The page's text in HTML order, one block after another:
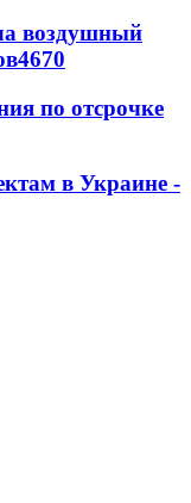
воздушный
4670
по отсрочке
в Украине -